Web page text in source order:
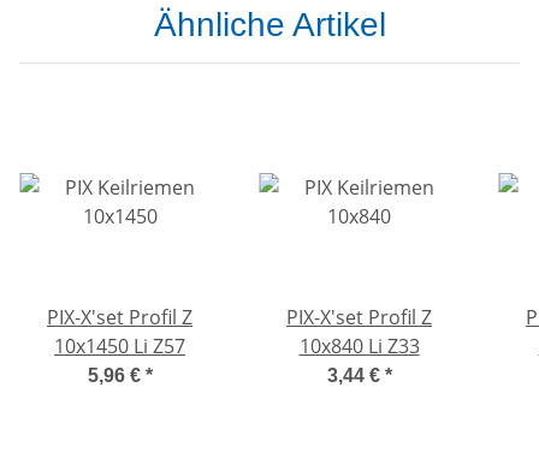
Ähnliche Artikel
PIX-X'set Profil Z
10x1450 Li Z57
5,96 € *
PIX-X'set Profil Z
10x840 Li Z33
3,44 € *